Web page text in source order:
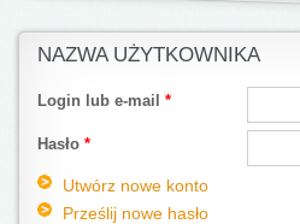
NAZWA UŻYTKOWNIKA
Login lub e-mail *
Hasło *
Utwórz nowe konto
Prześlij nowe hasło